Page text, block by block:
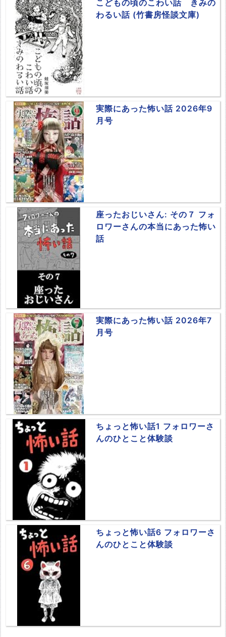
こどもの頃のこわい話 きみの
わるい話 (竹書房怪談文庫)
実際にあった怖い話 2026年9
月号
座ったおじいさん: その７ フォ
ロワーさんの本当にあった怖い
話
実際にあった怖い話 2026年7
月号
ちょっと怖い話1 フォロワーさ
んのひとこと体験談
ちょっと怖い話6 フォロワーさ
んのひとこと体験談